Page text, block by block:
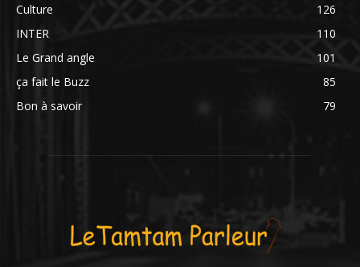
Culture
126
INTER
110
Le Grand angle
101
ça fait le Buzz
85
Bon à savoir
79